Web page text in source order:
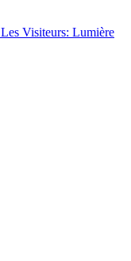
Les Visiteurs: Lumière